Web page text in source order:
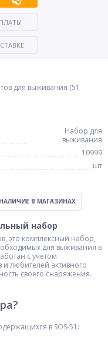
для выживания (51
Набор для
выживания
10999
шт
НАЛИЧИЕ В МАГАЗИНАХ
набор
это комплексный набор,
для выживания в
с учетом
и любителей активного
своего снаряжения.
в SOS-51: